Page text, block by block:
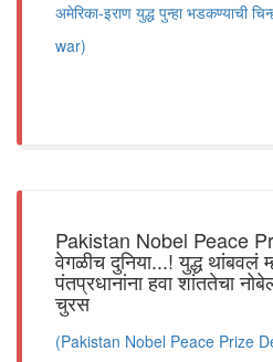
अमेरिका-इराण युद्ध पुन्हा भडकण्याची
war)
Pakistan Nobel Peace
वेगळीच दुनिया...! युद्ध थांबवलं
पंतप्रधानांना हवा शांततेचा
चुरस
(Pakistan Nobel Peace Prize